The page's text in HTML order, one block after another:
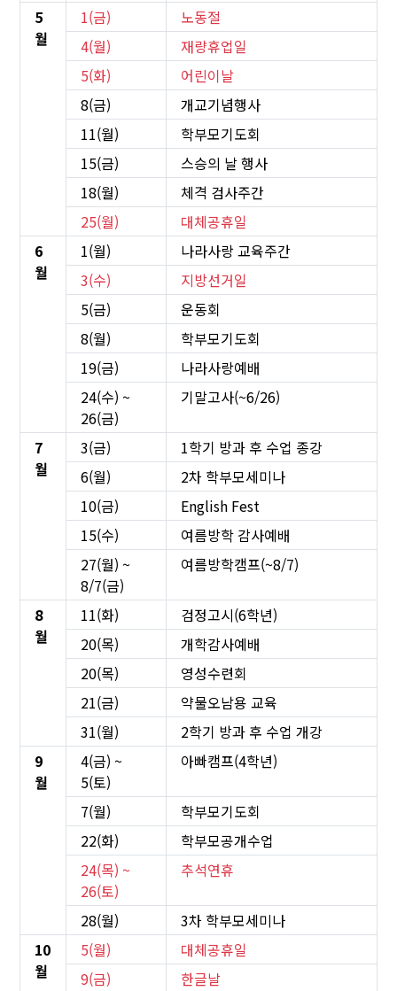
5
월
1(금)
노동절
4(월)
재량휴업일
5(화)
어린이날
8(금)
개교기념행사
11(월)
학부모기도회
15(금)
스승의 날 행사
18(월)
체격 검사주간
25(월)
대체공휴일
6
월
1(월)
나라사랑 교육주간
3(수)
지방선거일
5(금)
운동회
8(월)
학부모기도회
19(금)
나라사랑예배
24(수) ~
26(금)
기말고사(~6/26)
7
월
3(금)
1학기 방과 후 수업 종강
6(월)
2차 학부모세미나
10(금)
English Fest
15(수)
여름방학 감사예배
27(월) ~
8/7(금)
여름방학캠프(~8/7)
8
월
11(화)
검정고시(6학년)
20(목)
개학감사예배
20(목)
영성수련회
21(금)
약물오남용 교육
31(월)
2학기 방과 후 수업 개강
9
월
4(금) ~
5(토)
아빠캠프(4학년)
7(월)
학부모기도회
22(화)
학부모공개수업
24(목) ~
26(토)
추석연휴
28(월)
3차 학부모세미나
10
월
5(월)
대체공휴일
9(금)
한글날